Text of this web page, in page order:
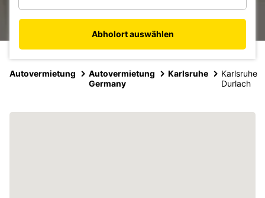
Abholort auswählen
Autovermietung
Autovermietung
Germany
Karlsruhe
Karlsruhe
Durlach